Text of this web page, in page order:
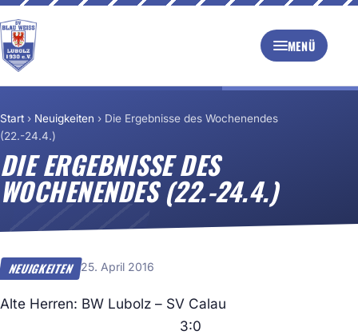
MENÜ
Start › Neuigkeiten › Die Ergebnisse des Wochenendes
(22.-24.4.)
DIE ERGEBNISSE DES
WOCHENENDES (22.-24.4.)
NEUIGKEITEN 25. April 2016
Alte Herren: BW Lubolz – SV Calau
3:0